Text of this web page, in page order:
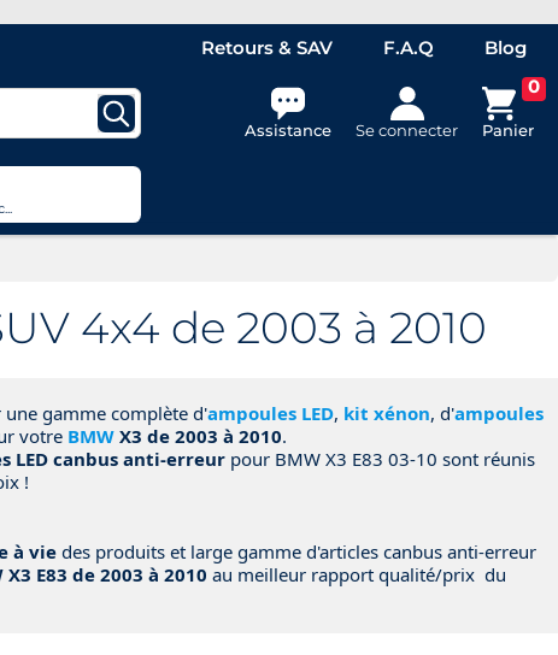
Retours & SAV F.A.Q Blog
Assistance Se connecter
0
Panier
4x4 de 2003 à 2010
une gamme complète d'ampoules LED, kit xénon, d'ampoules
votre BMW X3 de 2003 à 2010.
LED canbus anti-erreur pour BMW X3 E83 03-10 sont réunis
!
à vie des produits et large gamme d'articles canbus anti-erreur
X3 E83 de 2003 à 2010 au meilleur rapport qualité/prix du